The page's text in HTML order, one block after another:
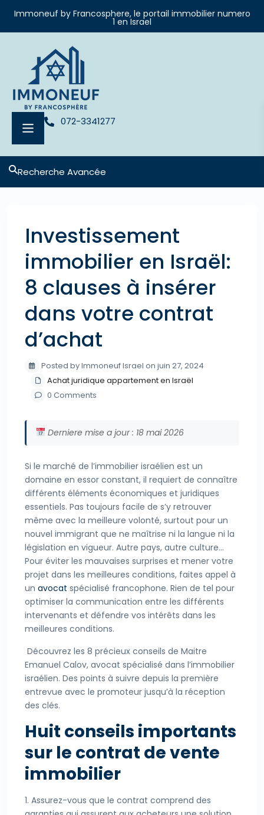
Immoneuf by Francosphere, le portail immobilier numero
1 en Israel
072-3341277
Recherche Avancée
Investissement
immobilier en Israël:
8 clauses à insérer
dans votre contrat
d’achat
Posted by Immoneuf Israel on juin 27, 2024
Achat juridique appartement en Israël
0 Comments
Derniere mise a jour : 18 mai 2026
Si le marché de l’immobilier israélien est un
domaine en essor constant, il requiert de connaître
différents éléments économiques et juridiques
essentiels. Pas toujours facile de s’y retrouver
même avec la meilleure volonté, surtout pour un
nouvel immigrant que ne maîtrise ni la langue ni la
législation en vigueur. Autre pays, autre culture…
Pour éviter les mauvaises surprises et mener votre
projet dans les meilleures conditions, faites appel à
un avocat spécialisé francophone. Rien de tel pour
optimiser la communication entre les différents
intervenants et défendre vos intérêts dans les
meilleures conditions.
Découvrez les 8 précieux conseils de Maitre
Emanuel Calov, avocat spécialisé dans l’immobilier
israélien. Des points à suivre depuis la première
entrevue avec le promoteur jusqu’à la réception
des clés.
Huit conseils importants
sur le contrat de vente
immobilier
1. Assurez-vous que le contrat comprend des